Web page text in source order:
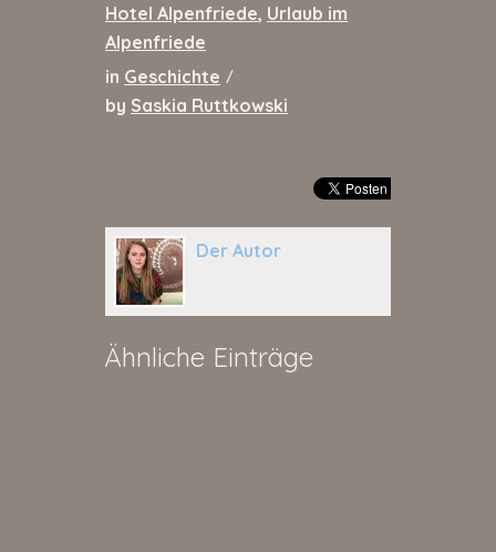
Hotel Alpenfriede, Urlaub im
Alpenfriede
in Geschichte /
by Saskia Ruttkowski
Der Autor
Ähnliche Einträge